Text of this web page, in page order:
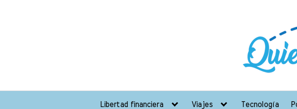
Libertad financiera Viajes Tecnología